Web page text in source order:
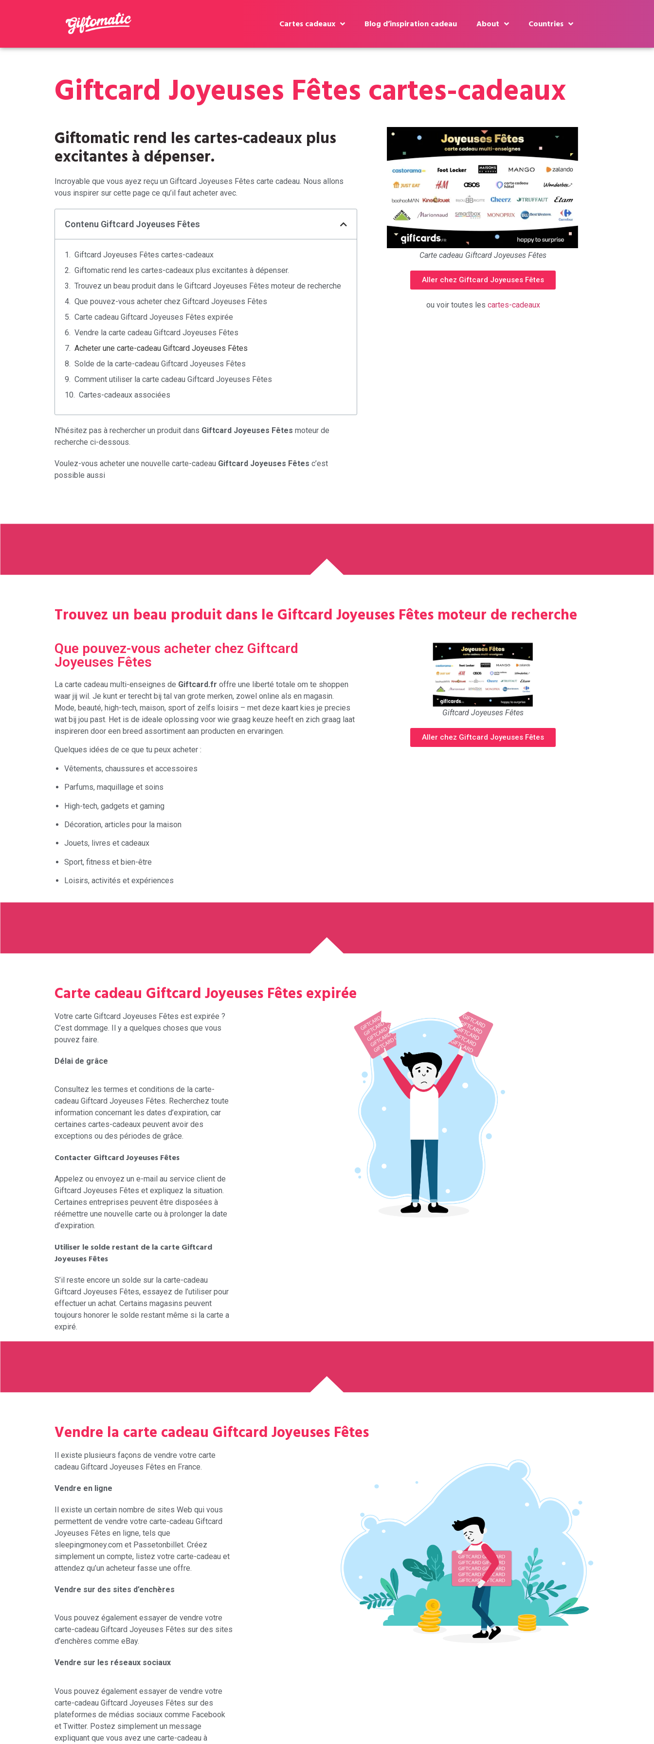
Cartes cadeaux Blog d’inspiration cadeau About Countries
Giftcard Joyeuses Fêtes cartes-cadeaux
Giftomatic rend les cartes-cadeaux plus
excitantes à dépenser.
Incroyable que vous ayez reçu un Giftcard Joyeuses Fêtes carte cadeau. Nous allons
vous inspirer sur cette page ce qu’il faut acheter avec.
Contenu Giftcard Joyeuses Fêtes
Giftcard Joyeuses Fêtes cartes-cadeaux
Giftomatic rend les cartes-cadeaux plus excitantes à dépenser.
Trouvez un beau produit dans le Giftcard Joyeuses Fêtes moteur de recherche
Que pouvez-vous acheter chez Giftcard Joyeuses Fêtes
Carte cadeau Giftcard Joyeuses Fêtes expirée
Vendre la carte cadeau Giftcard Joyeuses Fêtes
Acheter une carte-cadeau Giftcard Joyeuses Fêtes
Solde de la carte-cadeau Giftcard Joyeuses Fêtes
Comment utiliser la carte cadeau Giftcard Joyeuses Fêtes
Cartes-cadeaux associées
N’hésitez pas à rechercher un produit dans Giftcard Joyeuses Fêtes moteur de
recherche ci-dessous.
Voulez-vous acheter une nouvelle carte-cadeau Giftcard Joyeuses Fêtes c’est
possible aussi
Carte cadeau Giftcard Joyeuses Fêtes
Aller chez Giftcard Joyeuses Fêtes
ou voir toutes les cartes-cadeaux
Trouvez un beau produit dans le Giftcard Joyeuses Fêtes moteur de recherche
Que pouvez-vous acheter chez Giftcard
Joyeuses Fêtes
La carte cadeau multi-enseignes de Giftcard.fr offre une liberté totale om te shoppen
waar jij wil. Je kunt er terecht bij tal van grote merken, zowel online als en magasin.
Mode, beauté, high-tech, maison, sport of zelfs loisirs – met deze kaart kies je precies
wat bij jou past. Het is de ideale oplossing voor wie graag keuze heeft en zich graag laat
inspireren door een breed assortiment aan producten en ervaringen.
Quelques idées de ce que tu peux acheter :
Vêtements, chaussures et accessoires
Parfums, maquillage et soins
High-tech, gadgets et gaming
Décoration, articles pour la maison
Jouets, livres et cadeaux
Sport, fitness et bien-être
Loisirs, activités et expériences
Giftcard Joyeuses Fêtes
Aller chez Giftcard Joyeuses Fêtes
Carte cadeau Giftcard Joyeuses Fêtes expirée
Votre carte Giftcard Joyeuses Fêtes est expirée ?
C’est dommage. Il y a quelques choses que vous
pouvez faire.
Délai de grâce
Consultez les termes et conditions de la carte-
cadeau Giftcard Joyeuses Fêtes. Recherchez toute
information concernant les dates d’expiration, car
certaines cartes-cadeaux peuvent avoir des
exceptions ou des périodes de grâce.
Contacter Giftcard Joyeuses Fêtes
Appelez ou envoyez un e-mail au service client de
Giftcard Joyeuses Fêtes et expliquez la situation.
Certaines entreprises peuvent être disposées à
réémettre une nouvelle carte ou à prolonger la date
d’expiration.
Utiliser le solde restant de la carte Giftcard
Joyeuses Fêtes
S’il reste encore un solde sur la carte-cadeau
Giftcard Joyeuses Fêtes, essayez de l’utiliser pour
effectuer un achat. Certains magasins peuvent
toujours honorer le solde restant même si la carte a
expiré.
Vendre la carte cadeau Giftcard Joyeuses Fêtes
Il existe plusieurs façons de vendre votre carte
cadeau Giftcard Joyeuses Fêtes en France.
Vendre en ligne
Il existe un certain nombre de sites Web qui vous
permettent de vendre votre carte-cadeau Giftcard
Joyeuses Fêtes en ligne, tels que
sleepingmoney.com et Passetonbillet. Créez
simplement un compte, listez votre carte-cadeau et
attendez qu’un acheteur fasse une offre.
Vendre sur des sites d’enchères
Vous pouvez également essayer de vendre votre
carte-cadeau Giftcard Joyeuses Fêtes sur des sites
d’enchères comme eBay.
Vendre sur les réseaux sociaux
Vous pouvez également essayer de vendre votre
carte-cadeau Giftcard Joyeuses Fêtes sur des
plateformes de médias sociaux comme Facebook
et Twitter. Postez simplement un message
expliquant que vous avez une carte-cadeau à